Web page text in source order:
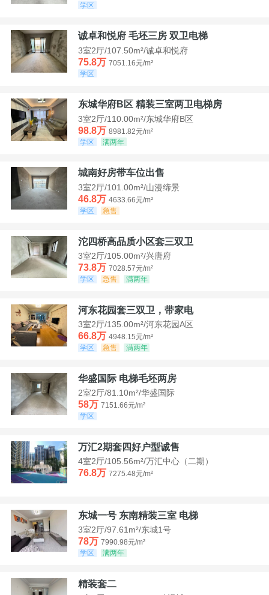
学区
诚卓和悦府 毛坯三房 双卫电梯
3室2厅/107.50m²/诚卓和悦府
75.8万 7051.16元/m²
学区
东城华府B区 精装三室两卫电梯房
3室2厅/110.00m²/东城华府B区
98.8万 8981.82元/m²
学区
满两年
城南好房带车位出售
3室2厅/101.00m²/山漫缔景
46.8万 4633.66元/m²
学区
急售
沱四桥高品质小区套三双卫
3室2厅/105.00m²/兴唐府
73.8万 7028.57元/m²
学区
急售 满两年
河东花园套三双卫，带家电
3室2厅/135.00m²/河东花园A区
66.8万 4948.15元/m²
学区
急售 满两年
华盛国际 电梯毛坯两房
2室2厅/81.10m²/华盛国际
58万 7151.66元/m²
学区
万汇2期套四好户型诚售
4室2厅/105.56m²/万汇中心（二期）
76.8万 7275.48元/m²
东城一号 东南精装三室 电梯
3室2厅/97.61m²/东城1号
78万 7990.98元/m²
学区
满两年
精装套二